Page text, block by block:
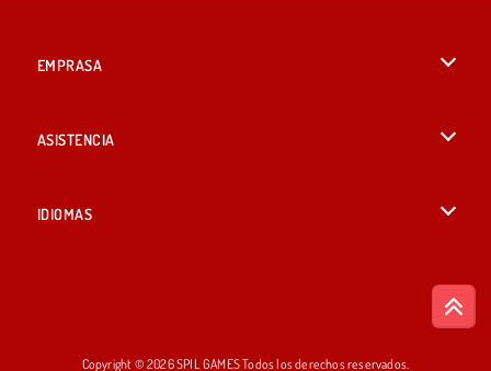
EMPRASA
ASISTENCIA
IDIOMAS
Copyright © 2026 SPIL GAMES Todos los derechos reservados.